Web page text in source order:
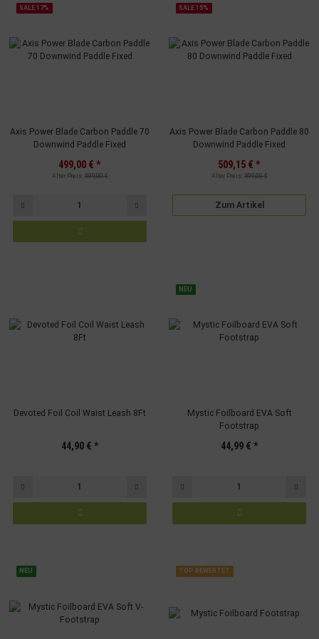
SALE 17%
Axis Power Blade Carbon Paddle 70
Downwind Paddle Fixed
499,00 € *
Alter Preis: 599,00 €
SALE 15%
Axis Power Blade Carbon Paddle 80
Downwind Paddle Fixed
509,15 € *
Alter Preis: 599,00 €
Zum Artikel
Devoted Foil Coil Waist Leash 8Ft
44,90 € *
NEU
Mystic Foilboard EVA Soft
Footstrap
44,99 € *
NEU TOP BEWERTET